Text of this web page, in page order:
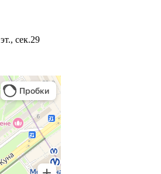
сек.29